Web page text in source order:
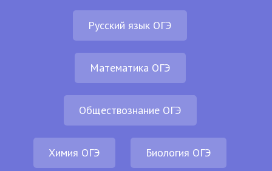
Русский язык ОГЭ
Математика ОГЭ
Обществознание ОГЭ
Химия ОГЭ Биология ОГЭ